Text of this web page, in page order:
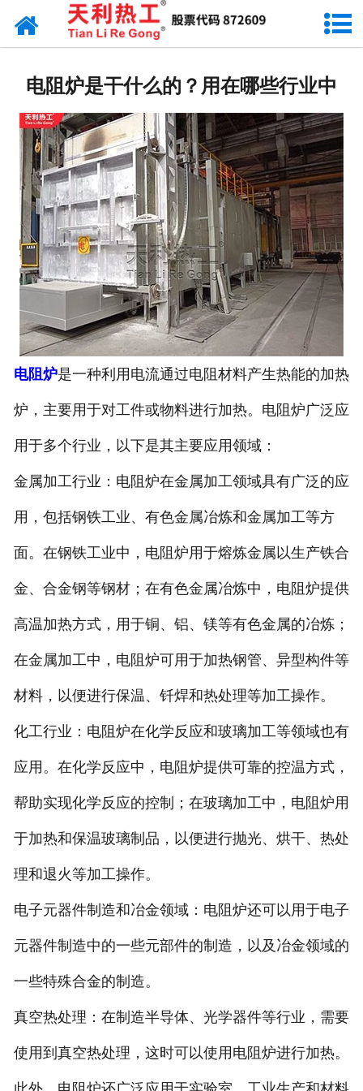
网站首页
产品常识
电阻炉是干什么的？用在哪些行业中
电阻炉是一种利用电流通过电阻材料产生热能的加热
炉，主要用于对工件或物料进行加热。电阻炉广泛应
用于多个行业，以下是其主要应用领域：
金属加工行业：电阻炉在金属加工领域具有广泛的应
用，包括钢铁工业、有色金属冶炼和金属加工等方
面。在钢铁工业中，电阻炉用于熔炼金属以生产铁合
金、合金钢等钢材；在有色金属冶炼中，电阻炉提供
高温加热方式，用于铜、铝、镁等有色金属的冶炼；
在金属加工中，电阻炉可用于加热钢管、异型构件等
材料，以便进行保温、钎焊和热处理等加工操作。
化工行业：电阻炉在化学反应和玻璃加工等领域也有
应用。在化学反应中，电阻炉提供可靠的控温方式，
帮助实现化学反应的控制；在玻璃加工中，电阻炉用
于加热和保温玻璃制品，以便进行抛光、烘干、热处
理和退火等加工操作。
电子元器件制造和冶金领域：电阻炉还可以用于电子
元器件制造中的一些元部件的制造，以及冶金领域的
一些特殊合金的制造。
真空热处理：在制造半导体、光学器件等行业，需要
使用到真空热处理，这时可以使用电阻炉进行加热。